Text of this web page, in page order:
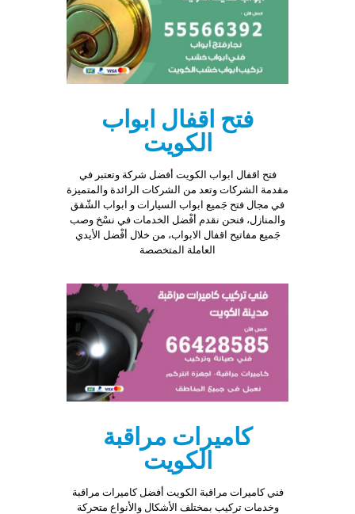
فتح اقفال ابواب
الكويت
فتح اقفال ابواب الكويت أفضل شركة وتعتبر في
مقدمة الشركات وتعد من الشركات الرائدة والمتميزة
في مجال فتح جَميع ابواب السيارات و ابواب الشّقق
والمنازل، فنحن نقدم أفْضل الخدمات في نسْخ وصب
جَميع مفاتيح اقفال الابواب، من خلال أفْضل الأيدي
العاملة المتخصصة
كاميرات مراقبة
الكويت
فني كاميرات مراقبة الكويت أفضل كاميرات مراقبة
وخدمات تركيب بمختلف الأشكال والأنواع متحركة